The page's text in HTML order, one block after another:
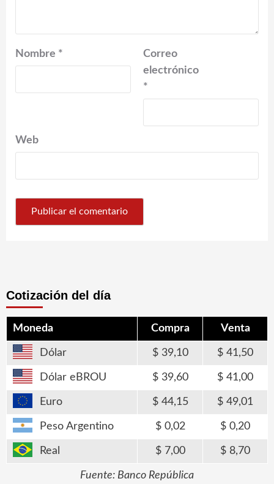
Nombre *
Correo
electrónico
*
Web
Cotización del día
Moneda Compra Venta
Dólar 39,10 41,50
Dólar eBROU 39,60 41,00
Euro 44,15 49,01
Peso Argentino 0,02 0,20
Real 7,00 8,70
Fuente: Banco República